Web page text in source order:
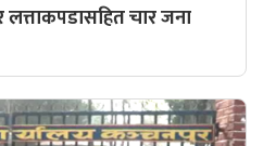
चार जना